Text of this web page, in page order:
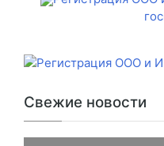
Свежие новости